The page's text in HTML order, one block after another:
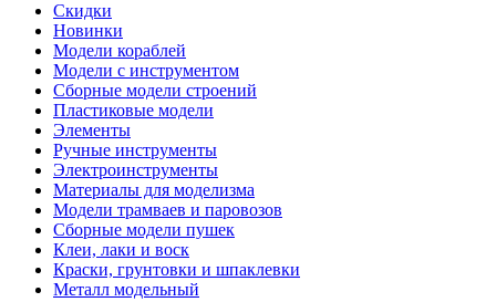
Скидки
Новинки
Модели кораблей
Модели с инструментом
Сборные модели строений
Пластиковые модели
Элементы
Ручные инструменты
Электроинструменты
Материалы для моделизма
Модели трамваев и паровозов
Сборные модели пушек
Клеи, лаки и воск
Краски, грунтовки и шпаклевки
Металл модельный